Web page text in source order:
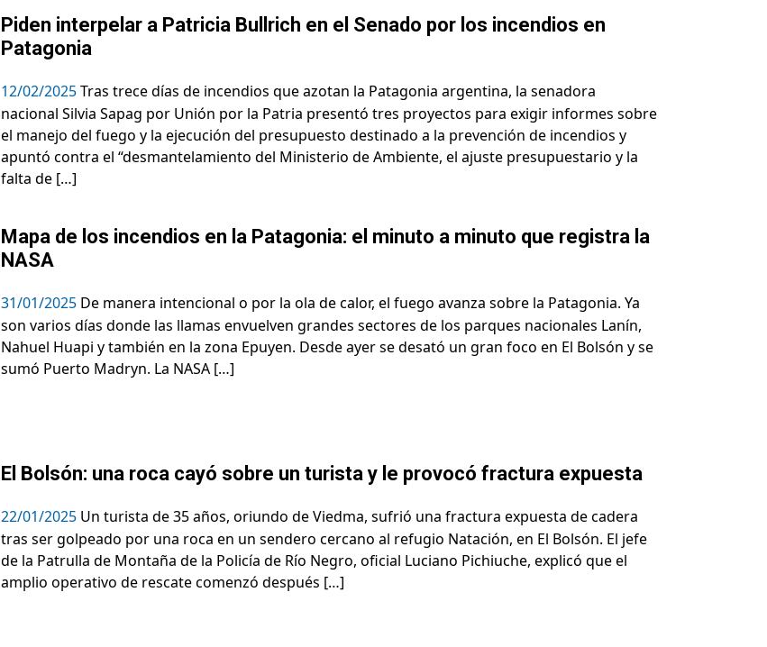
Piden interpelar a Patricia Bullrich en el Senado por los incendios en
Patagonia
12/02/2025Tras trece días de incendios que azotan la Patagonia argentina, la senadora
nacional Silvia Sapag por Unión por la Patria presentó tres proyectos para exigir informes sobre
el manejo del fuego y la ejecución del presupuesto destinado a la prevención de incendios y
apuntó contra el “desmantelamiento del Ministerio de Ambiente, el ajuste presupuestario y la
falta de […]
Mapa de los incendios en la Patagonia: el minuto a minuto que registra la
NASA
31/01/2025 De manera intencional o por la ola de calor, el fuego avanza sobre la Patagonia. Ya
son varios días donde las llamas envuelven grandes sectores de los parques nacionales Lanín,
Nahuel Huapi y también en la zona Epuyen. Desde ayer se desató un gran foco en El Bolsón y se
sumó Puerto Madryn. La NASA […]
El Bolsón: una roca cayó sobre un turista y le provocó fractura expuesta
22/01/2025 Un turista de 35 años, oriundo de Viedma, sufrió una fractura expuesta de cadera
tras ser golpeado por una roca en un sendero cercano al refugio Natación, en El Bolsón. El jefe
de la Patrulla de Montaña de la Policía de Río Negro, oficial Luciano Pichiuche, explicó que el
amplio operativo de rescate comenzó después […]